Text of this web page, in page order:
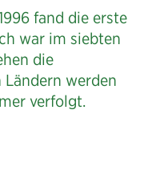
fand die erste
war im siebten
die
werden
verfolgt.